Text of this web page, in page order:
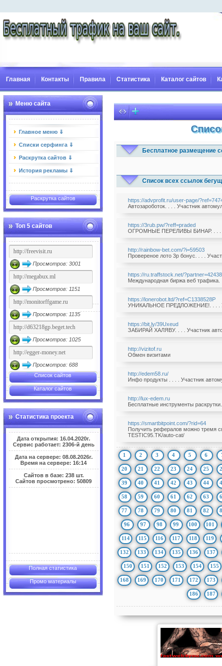
Главная Контакты Правила Статистика Каталог сайтов
Меню сайта
Главное меню ⇓
Списки серфинга ⇓
Раскрутка сайтов ⇓
История рекламы ⇓
Раскрутка сайтов
Топ 5 сайтов
Просмотров: 3001
Просмотров: 1151
Просмотров: 1135
Просмотров: 1025
Просмотров: 688
Список сайтов
Каталог сайтов
Статистика проекта
Дата открытия: 16.04.2020г.
Сервис работает: 2306-й день
Дата на сервере: 08.08.2026г.
Время на сервере: 16:14
Сайтов в базе: 238 шт.
Сайтов просмотрено: 50809
Полная статистика
Промо материалы
Бесплатное размещение
Список всех ссылок
https://advprofit.ru/user-page/
Автозароботок. . . . Участник
https://3rub.pw/?reff=praded
ОГРОМНЫЕ ПЕРЕЛИВЫ БИНАР. . . .
http://rainbow-bet.com/?i=59503
Провереное лото 3р бонус. . . .
https://ru.traffstock.net/
Международная биржа веб трафика.
https://lonerobot.ltd/?ref=C1338528P
УНИКАЛЬНОЕ ПРЕДЛОЖЕНИЕ!. . . .
https://bit.ly/39Uxeud
ЗАБИРАЙ ХАЛЯВУ. . . . Участник
http://vizitof.ru
Обмен визитами
http://edem58.ru/
Инфо продукты . . . . Участник
http://lux-edem.ru
Бесплатные инструменты
https://smartbitpoint.com/?rid=64
Получить рефералов можно тремя
TESTIC95.TK/auto-cat/
1 2 3 4 5 6
20 21 22 23 24 25
39 40 41 42 43 44
58 59 60 61 62 63
77 78 79 80 81 82
96 97 98 99 100 101
114 115 116 117 118 119
132 133 134 135 136 137
150 151 152 153 154 155
168 169 170 171 172 173
186 187